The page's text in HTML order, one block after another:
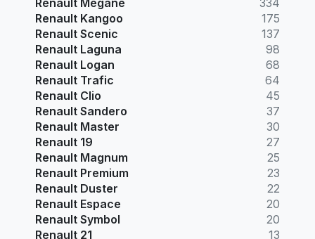
Renault Kangoo
175
Renault Scenic
137
Renault Laguna
98
Renault Logan
68
Renault Trafic
64
Renault Clio
45
Renault Sandero
37
Renault Master
30
Renault 19
27
Renault Magnum
25
Renault Premium
23
Renault Duster
22
Renault Espace
20
Renault Symbol
20
Renault 21
13